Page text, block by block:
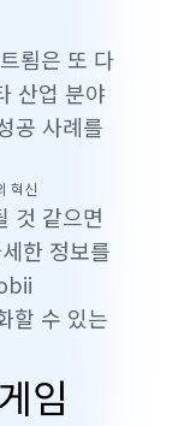
룀은 또 다
산업 분야
공 사례를
혁신
것 같으면
한 정보를
할 수 있는
임